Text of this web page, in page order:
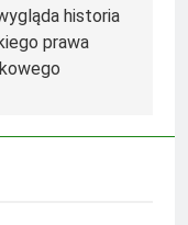
historia
prawa